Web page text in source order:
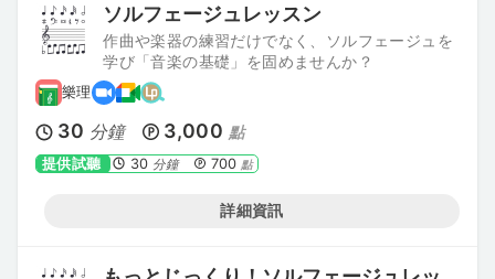
ソルフェージュレッスン
作曲や楽器の練習だけでなく、ソルフェージュを
学び「音楽の基礎」を固めませんか？
樂理
30 分鐘 3,000 點
提供試聽 30 分鐘 700 點
詳細資訊